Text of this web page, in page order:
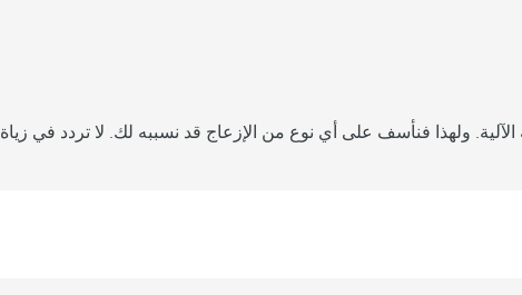
ولهذا فنأسف على أي نوع من الإزعاج قد نسببه لك. لا تردد في زياة